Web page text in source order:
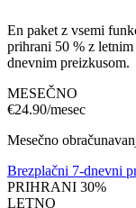
En paket z vsemi
prihrani 50 % z
dnevnim preizkusom.
MESEČNO
€24.90/mesec
Mesečno
Brezplačni 7-dnevni
PRIHRANI 30%
LETNO